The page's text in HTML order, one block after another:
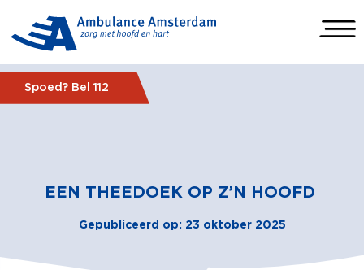
Spoed? Bel 112
EEN THEEDOEK OP Z’N HOOFD
Gepubliceerd op: 23 oktober 2025